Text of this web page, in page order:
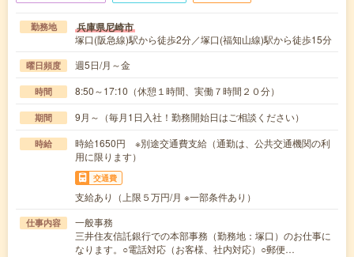
勤務地 兵庫県尼崎市
塚口(阪急線)駅から徒歩2分／塚口(福知山線)駅から徒歩15分
曜日頻度 週5日/月～金
時間 8:50～17:10（休憩１時間、実働７時間２０分）
期間 9月～（毎月1日入社！勤務開始日はご相談ください）
時給
時給1650円 ※別途交通費支給（通勤は、公共交通機関の利
用に限ります）
交通費
支給あり（上限５万円/月 ※一部条件あり）
仕事内容
一般事務
三井住友信託銀行での本部事務（勤務地：塚口）のお仕事に
なります。○電話対応（お客様、社内対応）○郵便…